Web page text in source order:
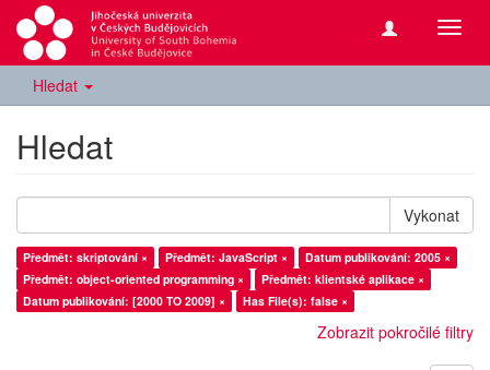
Hledat
Hledat
Vykonat
Předmět: skriptování × Předmět: JavaScript ×
Datum publikování: 2005 ×
Předmět: object-oriented programming ×
Předmět: klientské aplikace ×
Datum publikování: [2000 TO 2009] ×
Has File(s): false ×
Zobrazit pokročilé filtry